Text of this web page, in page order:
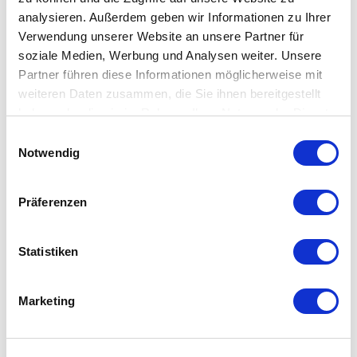
analysieren. Außerdem geben wir Informationen zu Ihrer
Verwendung unserer Website an unsere Partner für
soziale Medien, Werbung und Analysen weiter. Unsere
Partner führen diese Informationen möglicherweise mit
weiteren Daten zusammen, die Sie ihnen bereitgestellt
haben oder die sie im Rahmen Ihrer Nutzung der Dienste
Notwendig
Präferenzen
Statistiken
Marketing
driven tools
Chip conveyor
Coolant supply
Tailstock (automatic)
Parts catcher
Chuck incl.